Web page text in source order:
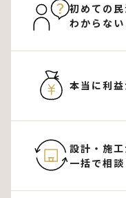
初めての
わからない
本当に利
設計・施
一括で相